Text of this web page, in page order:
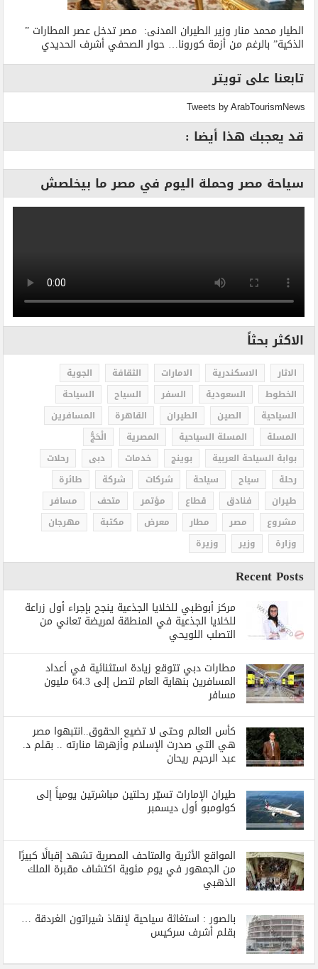
الطيار محمد منار وزير الطيران المدنى: مصر تدخل عصر المطارات ”
الذكية” بالرغم من أزمة كورونا… حوار الصحفي أشرف الحديدي
تابعنا على تويتر
Tweets by ArabTourismNews
قد يعجبك هذا أيضا :
سياحة مصر وحملة اليوم في مصر ما بيخلصش
الاكثر بحثاً
الاثار الاسكندرية الامارات الثقافة
الجوية
الخطوط
السعودية السفر السياح
السياحة
السياحية
الصين الطيران القاهرة
المسافرين
المسلة
المسلة السياحية المصرية
الْحَجُّ
بوابة السياحة العربية
بوينج خدمات دبى
رحلات
رحلة
سياح سياحة شركات شركة
طائرة
طيران
فنادق قطاع مؤتمر متحف
مسافر
مشروع
مصر مطار معرض مكتبة
مهرجان
وزارة
وزير وزيرة
Recent Posts
مركز أبوظبي للخلايا الجذعية ينجح بإجراء أول زراعة
للخلايا الجذعية في المنطقة لمريضة تعاني من
التصلب اللويحي
مطارات دبي تتوقع زيادة استثنائية في أعداد
المسافرين بنهاية العام لتصل إلى 64.3 مليون
مسافر
كأس العالم وحتى لا تضيع الحقوق..انتبهوا مصر
هي التي صدرت الإسلام وأزهرها منارته .. بقلم د.
عبد الرحيم ريحان
طيران الإمارات تسيّر رحلتين مباشرتين يومياً إلى
كولومبو أول ديسمبر
المواقع الأثرية والمتاحف المصرية تشهد إقبالًا كبيرًا
من الجمهور في يوم مئوية اكتشاف مقبرة الملك
الذهبي
بالصور : استغاثة سياحية لإنقاذ شيراتون الغردقة …
بقلم أشرف سركيس